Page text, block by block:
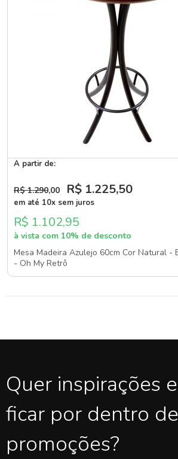
A partir de:
R$ 1.290,00 R$ 1.225,50
em até 10x sem juros
R$ 1.102,95
à vista com 10% de desconto
Mesa Madeira Azulejo 60cm Cor Natural -
- Oh My Retrô
Quer inspirações e
ficar por dentro de
promoções?